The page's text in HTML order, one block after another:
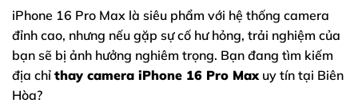
iPhone 16 Pro Max là siêu phẩm với hệ thống camera
đỉnh cao, nhưng nếu gặp sự cố hư hỏng, trải nghiệm của
bạn sẽ bị ảnh hưởng nghiêm trọng. Bạn đang tìm kiếm
địa chỉ thay camera iPhone 16 Pro Max uy tín tại Biên
Hòa?